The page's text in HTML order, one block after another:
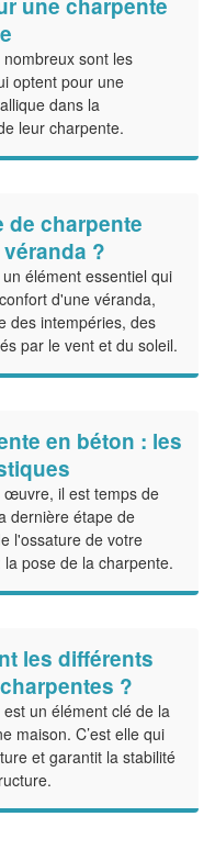
sont les
optent pour une
dans la
leur charpente.
de charpente
?
élément essentiel qui
d'une véranda,
des intempéries, des
par le vent et du soleil.
en béton : les
œuvre, il est temps de
dernière étape de
l'ossature de votre
pose de la charpente.
les différents
?
un élément clé de la
maison. C’est elle qui
et garantit la stabilité